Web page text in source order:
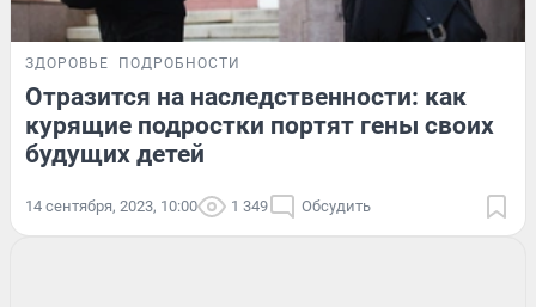
ЗДОРОВЬЕ ПОДРОБНОСТИ
Отразится на наследственности: как
курящие подростки портят гены своих
будущих детей
14 сентября, 2023, 10:00 1 349 Обсудить